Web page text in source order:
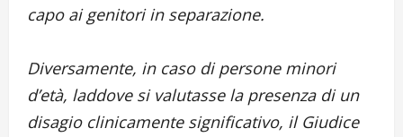
capo ai genitori in separazione.
Diversamente, in caso di persone minori
d’età, laddove si valutasse la presenza di un
disagio clinicamente significativo, il Giudice